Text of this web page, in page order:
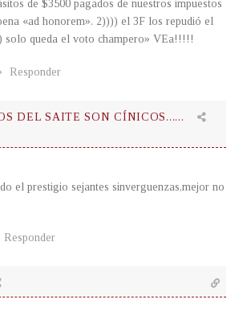
de $3500 pagados de nuestros impuestos
«ad honorem». 2)))) el 3F los repudió el
solo queda el voto champero» VEa!!!!!
Responder
DEL SAITE SON CÍNICOS......
el prestigio sejantes sinverguenzas,mejor no
Responder